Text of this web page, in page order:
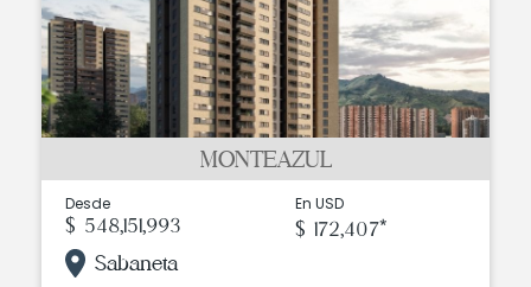
MONTEAZUL
Desde
$ 548,151,993
En USD
$ 172,407*
Sabaneta